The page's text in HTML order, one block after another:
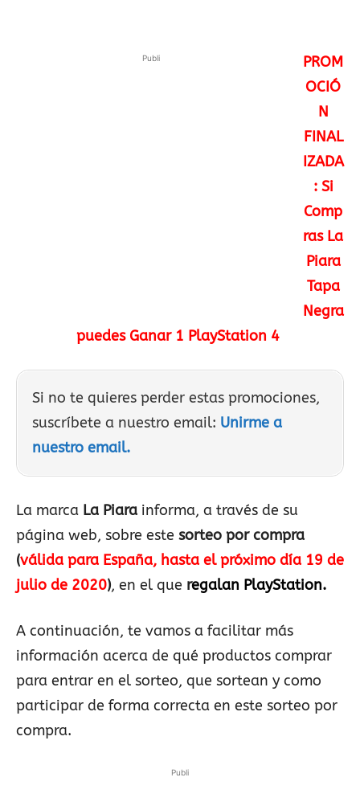
Publi
PROM
OCIÓ
N
FINAL
IZADA
: Si
Comp
ras La
Piara
Tapa
Negra
puedes Ganar 1 PlayStation 4
Si no te quieres perder estas promociones,
suscríbete a nuestro email: Unirme a
nuestro email.
La marca La Piara informa, a través de su
página web, sobre este sorteo por compra
(válida para España, hasta el próximo día 19 de
julio de 2020), en el que regalan PlayStation.
A continuación, te vamos a facilitar más
información acerca de qué productos comprar
para entrar en el sorteo, que sortean y como
participar de forma correcta en este sorteo por
compra.
Publi